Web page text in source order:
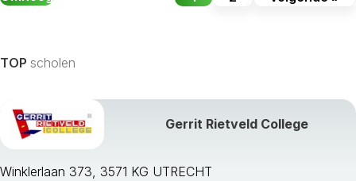
TOP scholen
Gerrit Rietveld College
Winklerlaan 373, 3571 KG UTRECHT